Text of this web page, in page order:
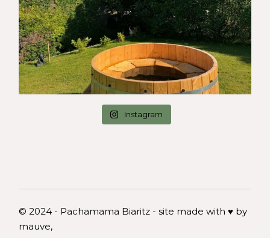
Instagram
© 2024 - Pachamama Biaritz - site made with ♥ by
mauve,